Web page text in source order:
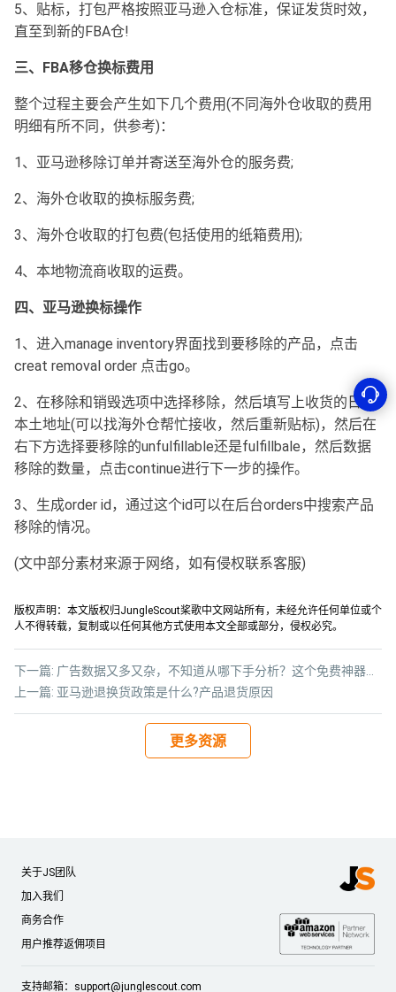
5、贴标，打包严格按照亚马逊入仓标准，保证发货时效，
直至到新的FBA仓!
三、FBA移仓换标费用
整个过程主要会产生如下几个费用(不同海外仓收取的费用
明细有所不同，供参考)：
1、亚马逊移除订单并寄送至海外仓的服务费;
2、海外仓收取的换标服务费;
3、海外仓收取的打包费(包括使用的纸箱费用);
4、本地物流商收取的运费。
四、亚马逊换标操作
1、进入manage inventory界面找到要移除的产品，点击
creat removal order 点击go。
2、在移除和销毁选项中选择移除，然后填写上收货的日本
本土地址(可以找海外仓帮忙接收，然后重新贴标)，然后在
右下方选择要移除的unfulfillable还是fulfillbale，然后数据
移除的数量，点击continue进行下一步的操作。
3、生成order id，通过这个id可以在后台orders中搜索产品
移除的情况。
(文中部分素材来源于网络，如有侵权联系客服)
版权声明：本文版权归JungleScout桨歌中文网站所有，未经允许任何单位或个
人不得转载，复制或以任何其他方式使用本文全部或部分，侵权必究。
上一篇: 亚马逊退换货政策是什么?产品退货原因
下一篇: 广告数据又多又杂，不知道从哪下手分析？这个免费神器，让广告分析简单又高效！
更多资源
关于JS团队
加入我们
商务合作
用户推荐返佣项目
支持邮箱： support@junglescout.com